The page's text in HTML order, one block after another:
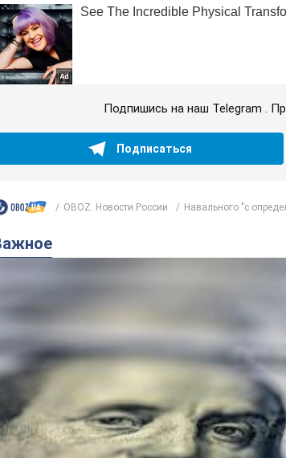
Подпишись на наш Telegram .
Подписаться
OBOZ. Новости России Навального "с
Важное